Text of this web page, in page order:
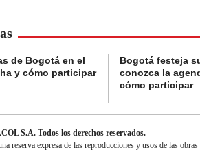
de Bogotá en el
y cómo participar
Bogotá festeja su
conozca la
cómo participar
S.A. Todos los derechos reservados.
reserva expresa de las reproducciones y usos de las obras